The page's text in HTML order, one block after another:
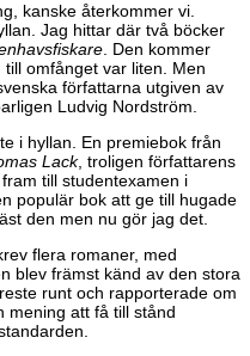
kanske återkommer vi.
Jag hittar där två böcker
. Den kommer
omfånget var liten. Men
författarna utgiven av
Ludvig Nordström.
i hyllan. En premiebok från
Lack, troligen författarens
till studentexamen i
populär bok att ge till hugade
den men nu gör jag det.
flera romaner, med
blev främst känd av den stora
runt och rapporterade om
mening att få till stånd